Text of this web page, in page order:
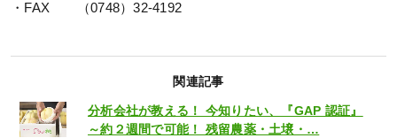
・FAX （0748）32-4192
関連記事
分析会社が教える！ 今知りたい、『GAP 認証』
～約２週間で可能！ 残留農薬・土壌・…